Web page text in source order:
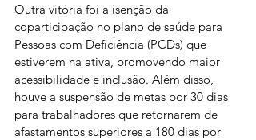
Outra vitória foi a isenção da
coparticipação no plano de saúde para
Pessoas com Deficiência (PCDs) que
estiverem na ativa, promovendo maior
acessibilidade e inclusão. Além disso,
houve a suspensão de metas por 30 dias
para trabalhadores que retornarem de
afastamentos superiores a 180 dias por